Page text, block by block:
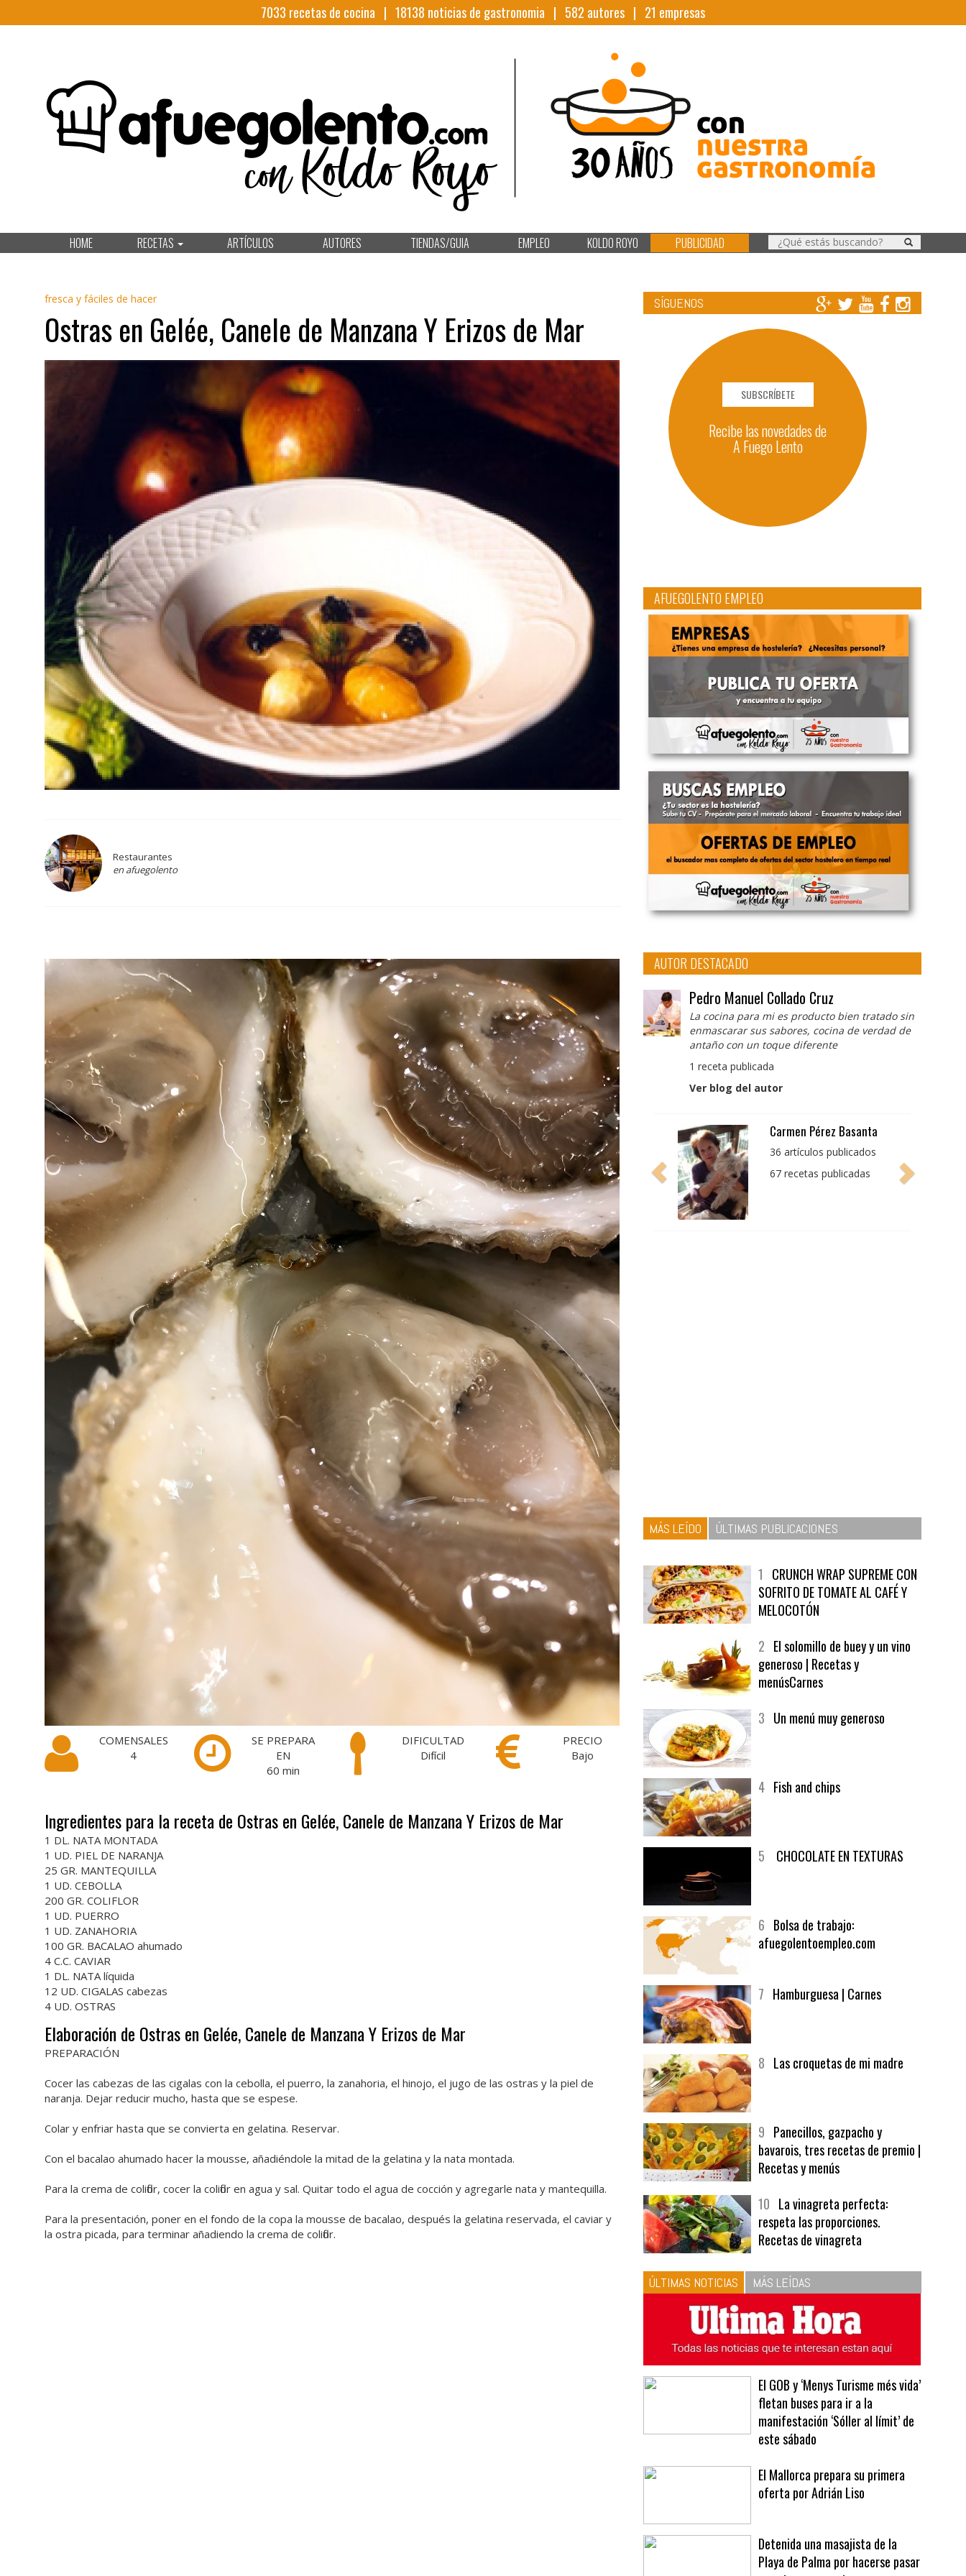
7033 recetas de cocina | 18138 noticias de gastronomia | 582 autores | 21 empresas
HOME RECETAS ARTÍCULOS AUTORES TIENDAS/GUIA EMPLEO KOLDO ROYO PUBLICIDAD
fresca y fáciles de hacer
Ostras en Gelée, Canele de Manzana Y Erizos de Mar
Restaurantes
en afuegolento
COMENSALES
4
SE PREPARA
EN
60 min
DIFICULTAD
Difícil
PRECIO
Bajo
Ingredientes para la receta de Ostras en Gelée, Canele de Manzana Y Erizos de Mar
1 DL. NATA MONTADA
1 UD. PIEL DE NARANJA
25 GR. MANTEQUILLA
1 UD. CEBOLLA
200 GR. COLIFLOR
1 UD. PUERRO
1 UD. ZANAHORIA
100 GR. BACALAO ahumado
4 C.C. CAVIAR
1 DL. NATA líquida
12 UD. CIGALAS cabezas
4 UD. OSTRAS
Elaboración de Ostras en Gelée, Canele de Manzana Y Erizos de Mar
PREPARACIÓN
Cocer las cabezas de las cigalas con la cebolla, el puerro, la zanahoria, el hinojo, el jugo de las ostras y la piel de
naranja. Dejar reducir mucho, hasta que se espese.
Colar y enfriar hasta que se convierta en gelatina. Reservar.
Con el bacalao ahumado hacer la mousse, añadiéndole la mitad de la gelatina y la nata montada.
Para la crema de coliflor, cocer la coliflor en agua y sal. Quitar todo el agua de cocción y agregarle nata y mantequilla.
Para la presentación, poner en el fondo de la copa la mousse de bacalao, después la gelatina reservada, el caviar y
la ostra picada, para terminar añadiendo la crema de coliflor.
SÍGUENOS
SUBSCRÍBETE
Recibe las novedades de
A Fuego Lento
AFUEGOLENTO EMPLEO
AUTOR DESTACADO
Pedro Manuel Collado Cruz
La cocina para mi es producto bien tratado sin
enmascarar sus sabores, cocina de verdad de
antaño con un toque diferente
1 receta publicada
Ver blog del autor
Pedro Manuel Collado
Cruz
producto bien tratado
MÁS LEÍDO ÚLTIMAS PUBLICACIONES
SOFRITO DE TOMATE AL CAFÉ Y
MELOCOTÓN
generoso | Recetas y
afuegolentoempleo.com
bavarois, tres recetas de premio |
Recetas y menús
respeta las proporciones.
Recetas de vinagreta
ÚLTIMAS NOTICIAS MÁS LEÍDAS
El GOB y ‘Menys Turisme més vida’
manifestación ‘Sóller al límit’ de
este sábado
oferta por Adrián Liso